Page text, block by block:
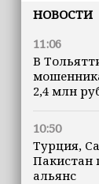
НОВОСТИ
11:06
В
2,4 млн
10:50
Турция,
Пакистан
альянс